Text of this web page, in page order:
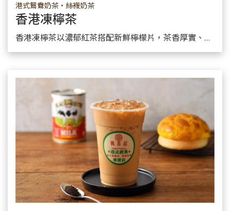
了解產品
港式鴛鴦奶茶・絲襪奶茶
香港凍檸茶
香港凍檸茶以濃郁紅茶搭配新鮮檸檬片，茶香厚實、酸甜清爽，是港式茶餐廳經典解膩飲品。